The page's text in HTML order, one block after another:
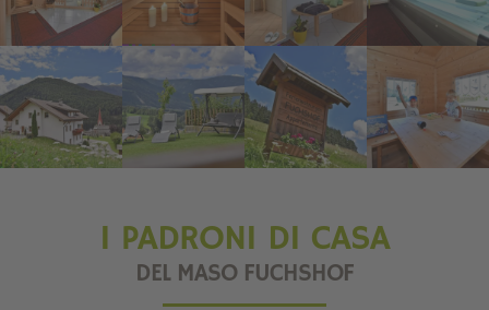
I PADRONI DI CASA
DEL MASO FUCHSHOF